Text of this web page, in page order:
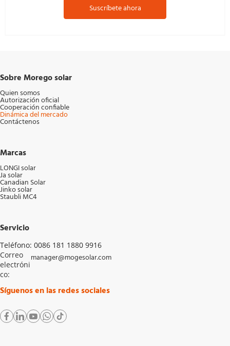
Suscríbete ahora
Sobre Morego solar
Quien somos
Autorización oficial
Cooperación confiable
Dinámica del mercado
Contáctenos
Marcas
LONGI solar
Ja solar
Canadian Solar
Jinko solar
Staubli MC4
Servicio
Teléfono: 0086 181 1880 9916
Correo
electróni
co:
manager@mogesolar.com
Síguenos en las redes sociales